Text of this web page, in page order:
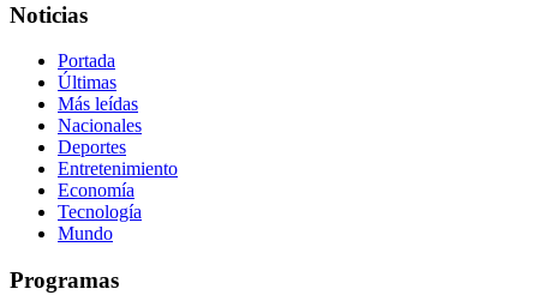
Noticias
Portada
Últimas
Más leídas
Nacionales
Deportes
Entretenimiento
Economía
Tecnología
Mundo
Programas